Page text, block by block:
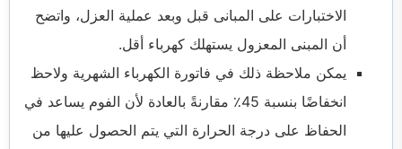
الاختبارات على المبانى قبل وبعد عملية العزل، واتضح
أن المبنى المعزول يستهلك كهرباء أقل.
يمكن ملاحظة ذلك في فاتورة الكهرباء الشهرية ولاحظ
انخفاضًا بنسبة 45٪ مقارنةً بالعادة لأن الفوم يساعد في
الحفاظ على درجة الحرارة التي يتم الحصول عليها من